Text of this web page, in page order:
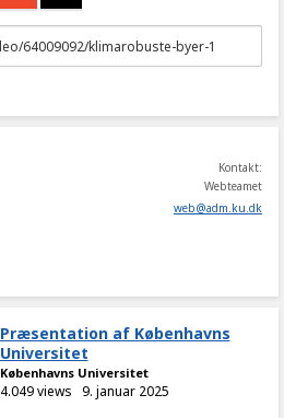
Kontakt:
Webteamet
web@adm.ku.dk
Præsentation af Københavns
Universitet
Københavns Universitet
4.049 views 9. januar 2025